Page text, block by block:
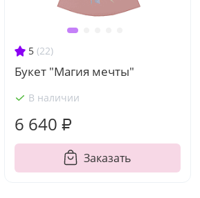
5 (22)
Букет "Магия мечты"
В наличии
6 640 ₽
Заказать